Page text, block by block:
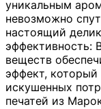
уникальным
невозможно
настоящий
эффективность:
веществ
эффект,
искушенных
печатей из